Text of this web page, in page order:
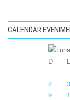
CALENDAR
D
L
2
3
9